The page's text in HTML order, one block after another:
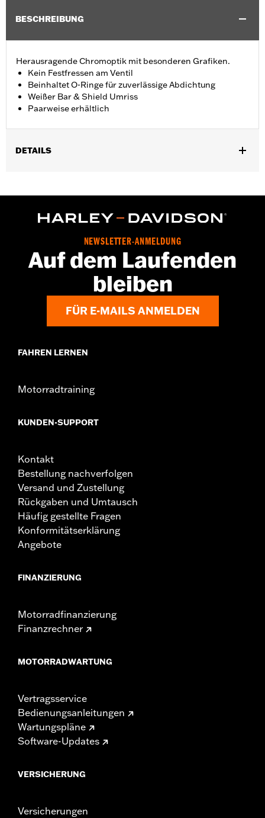
BESCHREIBUNG
Herausragende Chromoptik mit besonderen Grafiken.
Kein Festfressen am Ventil
Beinhaltet O-Ringe für zuverlässige Abdichtung
Weißer Bar & Shield Umriss
Paarweise erhältlich
DETAILS
GARANTIE:1 year limited warranty – Go to www.h-
NEWSLETTER-ANMELDUNG
Auf dem Laufenden
bleiben
FÜR E-MAILS ANMELDEN
FAHREN LERNEN
Motorradtraining
KUNDEN-SUPPORT
Kontakt
Bestellung nachverfolgen
Versand und Zustellung
Rückgaben und Umtausch
Häufig gestellte Fragen
Konformitätserklärung
Angebote
FINANZIERUNG
Motorradfinanzierung
Finanzrechner
MOTORRADWARTUNG
Vertragsservice
Bedienungsanleitungen
Wartungspläne
Software-Updates
VERSICHERUNG
Versicherungen